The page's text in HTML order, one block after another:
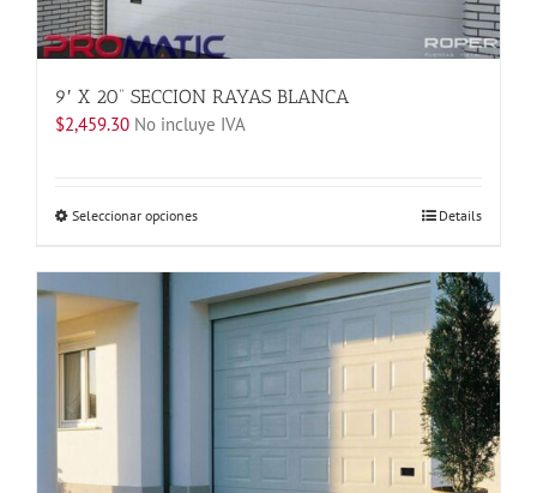
página
de
producto
9′ X 20” SECCION RAYAS BLANCA
$2,459.30 No incluye IVA
Seleccionar opcionesEste
tiene
múltiples
variantes.
opciones
elegir
en
Details